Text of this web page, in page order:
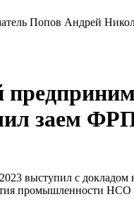
Попов Андрей
заем
с докладом на
промышленности НСО